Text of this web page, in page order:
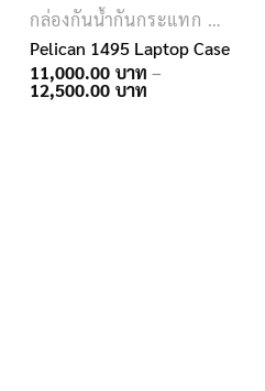
กล่องกันน้ำกันกระแทก PELICAN
Pelican 1495 Laptop Case
11,000.00
–
12,500.00 Price